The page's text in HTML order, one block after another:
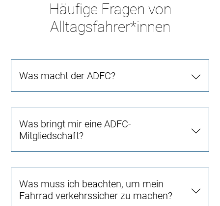
Häufige Fragen von
Alltagsfahrer*innen
Was macht der ADFC?
Was bringt mir eine ADFC-
Mitgliedschaft?
Was muss ich beachten, um mein
Fahrrad verkehrssicher zu machen?